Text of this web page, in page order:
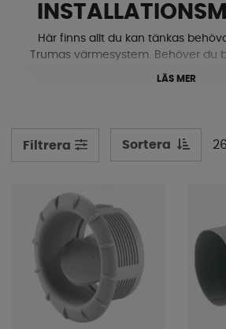
Här finns allt du kan tänkas
Trumas värmesystem. Behöver du
eller har en klammer gett sig? Vi har
LÄS MER
Filtrera Sortera